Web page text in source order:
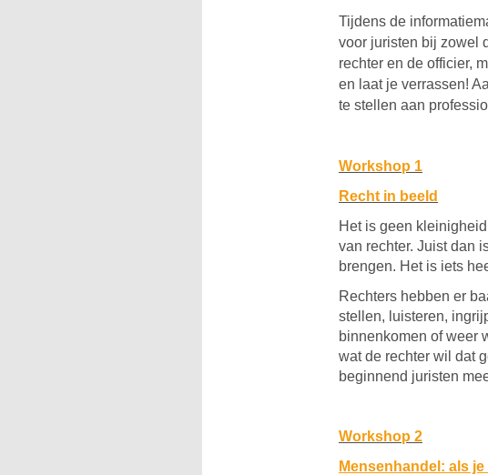
Tijdens de
voor juristen bij zowel
rechter en de officier,
en laat je verrassen!
te stellen aan
Workshop 1
Recht in beeld
Het is geen
van rechter. Juist dan
brengen. Het is iets
Rechters hebben er
stellen, luisteren,
binnenkomen of weer
wat de rechter wil dat
beginnend juristen
Workshop 2
Mensenhandel: als